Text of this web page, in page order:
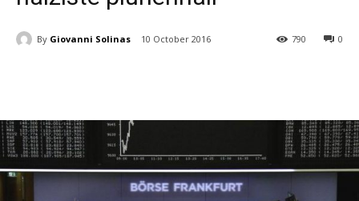
By Giovanni Solinas 10 October 2016 0
790